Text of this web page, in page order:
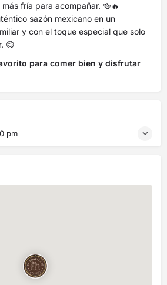
fría para acompañar. 🍻🔥
sazón mexicano en un
y con el toque especial que solo
😋
para comer bien y disfrutar
pm